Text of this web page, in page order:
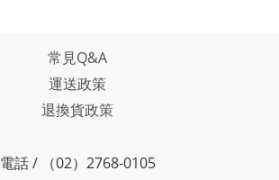
常見Q&A
運送政策
退換貨政策
電話 / （02）2768-0105